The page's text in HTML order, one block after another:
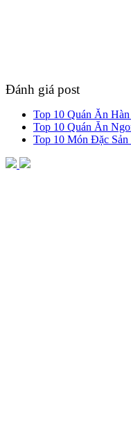
Đánh giá post
Top 10 Quán Ăn
Top 10 Quán Ăn
Top 10 Món Đặc